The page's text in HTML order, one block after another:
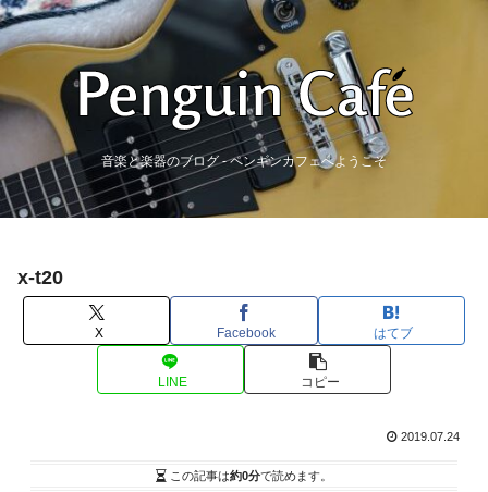
音楽と楽器のブログ - ペンギンカフェへようこそ
x-t20
X Facebook はてブ
LINE コピー
2019.07.24
この記事は約0分で読めます。